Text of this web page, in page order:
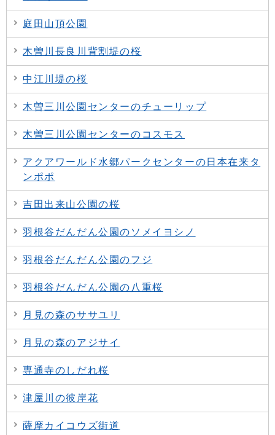
庭田山頂公園
木曽川長良川背割堤の桜
中江川堤の桜
木曽三川公園センターのチューリップ
木曽三川公園センターのコスモス
アクアワールド水郷パークセンターの日本在来タ
ンポポ
吉田出来山公園の桜
羽根谷だんだん公園のソメイヨシノ
羽根谷だんだん公園のフジ
羽根谷だんだん公園の八重桜
月見の森のササユリ
月見の森のアジサイ
専通寺のしだれ桜
津屋川の彼岸花
薩摩カイコウズ街道